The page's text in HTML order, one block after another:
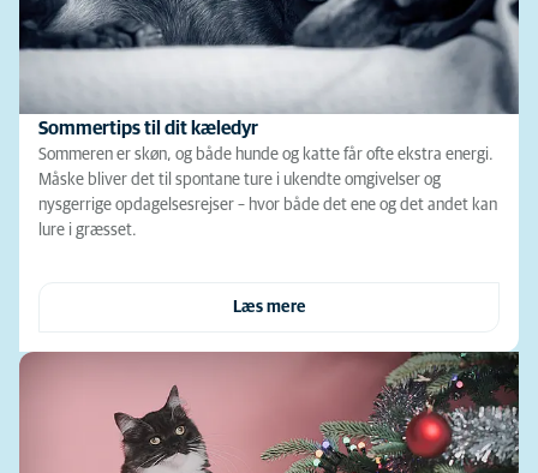
Sommertips til dit kæledyr
Sommeren er skøn, og både hunde og katte får ofte ekstra energi.
Måske bliver det til spontane ture i ukendte omgivelser og
nysgerrige opdagelsesrejser – hvor både det ene og det andet kan
lure i græsset.
Læs mere